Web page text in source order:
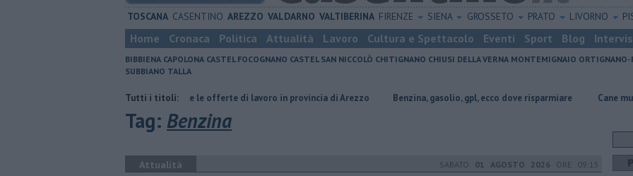
TOSCANA CASENTINO AREZZO VALDARNO VALTIBERINA FIRENZE SIENA GROSSETO PRATO LIVORNO
Home Cronaca Politica Attualità Lavoro Cultura e Spettacolo Eventi Sport Blog
BIBBIENA CAPOLONA CASTEL FOCOGNANO CASTEL SAN NICCOLÒ CHITIGNANO CHIUSI DELLA VERNA MONTEMIGNAIO ORTIGNANO-
SUBBIANO TALLA
Tutti i titoli:
​Tutte le offerte di lavoro in provincia di Arezzo ​Benzina, gasolio, gpl, ecco dove risparmiare Cane muore travolto
Tag: Benzina
Attualità SABATO 01 AGOSTO 2026 ORE 09:15